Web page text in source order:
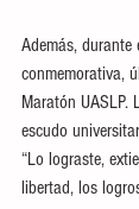
Además, durante
conmemorativa,
Maratón UASLP.
escudo
“Lo lograste,
libertad, los